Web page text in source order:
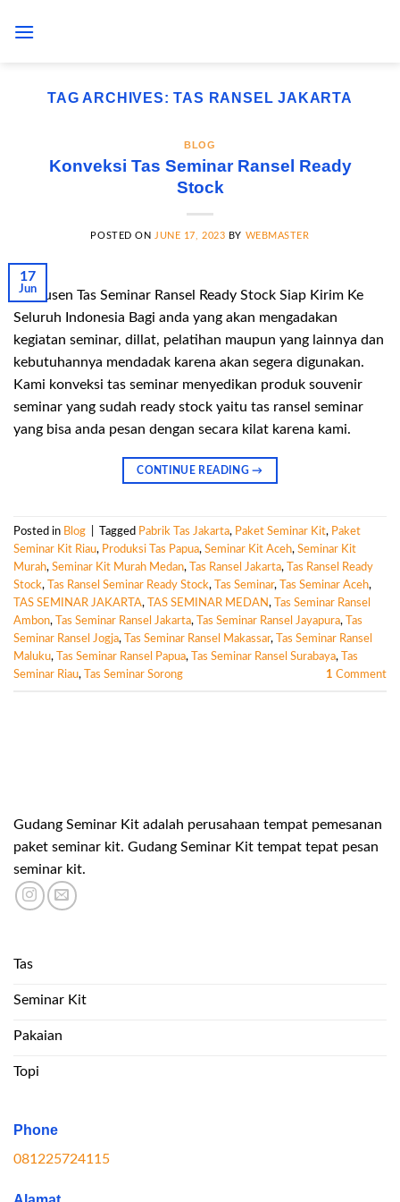
TAG ARCHIVES:TAS RANSEL JAKARTA
BLOG
Konveksi Tas Seminar Ransel Ready
Stock
POSTED ON JUNE 17, 2023 BY WEBMASTER
17
Jun
Produsen Tas Seminar Ransel Ready Stock Siap Kirim Ke
Seluruh Indonesia Bagi anda yang akan mengadakan
kegiatan seminar, dillat, pelatihan maupun yang lainnya dan
kebutuhannya mendadak karena akan segera digunakan.
Kami konveksi tas seminar menyedikan produk souvenir
seminar yang sudah ready stock yaitu tas ransel seminar
yang bisa anda pesan dengan secara kilat karena kami.
CONTINUE READING→
Posted in Blog Tagged Pabrik Tas Jakarta, Paket Seminar Kit, Paket
Seminar Kit Riau, Produksi Tas Papua, Seminar Kit Aceh, Seminar Kit
Murah, Seminar Kit Murah Medan, Tas Ransel Jakarta,
Tas Ransel Ready
Stock, Tas Ransel Seminar Ready Stock, Tas Seminar, Tas Seminar Aceh,
TAS SEMINAR JAKARTA, TAS SEMINAR MEDAN,
Tas Seminar Ransel
Ambon, Tas Seminar Ransel Jakarta, Tas Seminar Ransel Jayapura,
Tas
Seminar Ransel Jogja, Tas Seminar Ransel Makassar,
Tas Seminar Ransel
Maluku, Tas Seminar Ransel Papua, Tas Seminar Ransel Surabaya,
Tas
Seminar Riau, Tas Seminar Sorong 1 Comment
Gudang Seminar Kit adalah perusahaan tempat pemesanan
paket seminar kit. Gudang Seminar Kit tempat tepat pesan
seminar kit.
Tas
Seminar Kit
Pakaian
Topi
Phone
081225724115